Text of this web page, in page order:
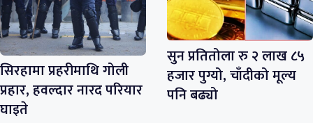
सिरहामा प्रहरीमाथि गोली
प्रहार, हवल्दार नारद परियार
घाइते
सुन प्रतितोला रु २ लाख ८५
हजार पुग्यो, चाँदीको मूल्य
पनि बढ्यो